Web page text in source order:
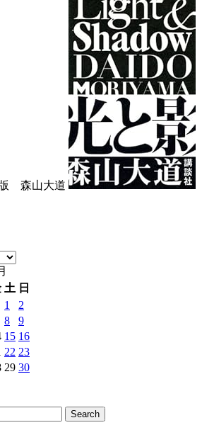
森山大道
土 日
1
2
8
9
15 16
22 23
29 30